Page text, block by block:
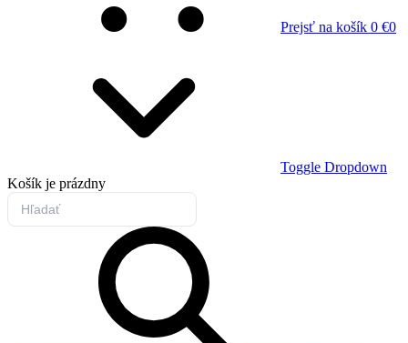
Prejsť na košík 0 €0
Toggle Dropdown
Košík je prázdny